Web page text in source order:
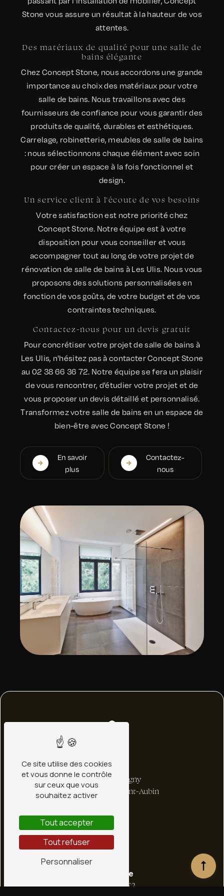
Stone vous assure un résultat à la hauteur de vos
attentes.
Des matériaux de qualité pour une salle de
bains élégante
Chez Concept Stone, nous accordons une grande
importance au choix des matériaux pour votre
salle de bains. Nous travaillons avec des
fournisseurs de confiance pour vous garantir des
produits de qualité, durables et esthétiques.
Carrelage, robinetterie, meubles de salle de bains
: nous sélectionnons chaque élément avec soin
pour créer un espace à la fois fonctionnel et
design.
Un service client à l'écoute de vos besoins
Votre satisfaction est notre priorité chez
Concept Stone. Notre équipe est à votre
disposition pour vous conseiller et vous
accompagner tout au long de votre projet de
rénovation de salle de bains à Les Ulis. Nous vous
proposons des solutions personnalisées en
fonction de vos goûts, de votre budget et de vos
contraintes techniques.
Contactez-nous pour un devis gratuit
Pour concrétiser votre projet de salle de bains à
Les Ulis, n'hésitez pas à contacter Concept Stone
au 02 38 66 36 72. Notre équipe se fera un plaisir
de vous rencontrer, d'étudier votre projet et de
vous proposer un devis détaillé et personnalisé.
Transformez votre salle de bains en un espace de
bien-être avec Concept Stone !
En savoir
plus
Contactez-
nous
Adresse
1 bis Rte de Ligny
45240 La Ferté-Saint-Aubin
Téléphone
02 38 66 36 72
Ce site utilise des cookies
et vous donne le contrôle
sur ceux que vous
souhaitez activer
Tout accepter
Tout refuser
Personnaliser